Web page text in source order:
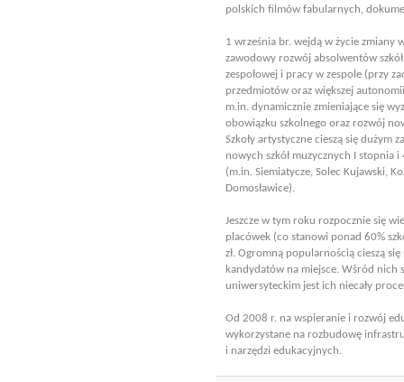
polskich filmów fabularnych,
1 września br. wejdą w życie zmiany
zawodowy rozwój absolwentów
zespołowej i pracy w zespole (przy
przedmiotów oraz większej
m.in. dynamicznie zmieniające się
obowiązku szkolnego oraz rozwój
Szkoły artystyczne cieszą się dużym
nowych szkół muzycznych I stopnia
(m.in. Siemiatycze, Solec Kujawski,
Domosławice).
Jeszcze w tym roku rozpocznie się
placówek (co stanowi ponad 60%
zł. Ogromną popularnością cieszą
kandydatów na miejsce. Wśród nich
uniwersyteckim jest ich niecały
Od 2008 r. na wspieranie i rozwój
wykorzystane na rozbudowę
i narzędzi edukacyjnych.